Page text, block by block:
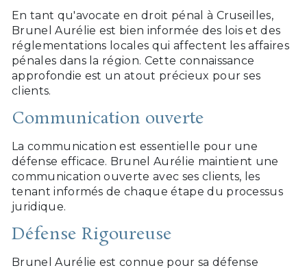
En tant qu'avocate en droit pénal à Cruseilles,
Brunel Aurélie est bien informée des lois et des
réglementations locales qui affectent les affaires
pénales dans la région. Cette connaissance
approfondie est un atout précieux pour ses
clients.
Communication ouverte
La communication est essentielle pour une
défense efficace. Brunel Aurélie maintient une
communication ouverte avec ses clients, les
tenant informés de chaque étape du processus
juridique.
Défense Rigoureuse
Brunel Aurélie est connue pour sa défense